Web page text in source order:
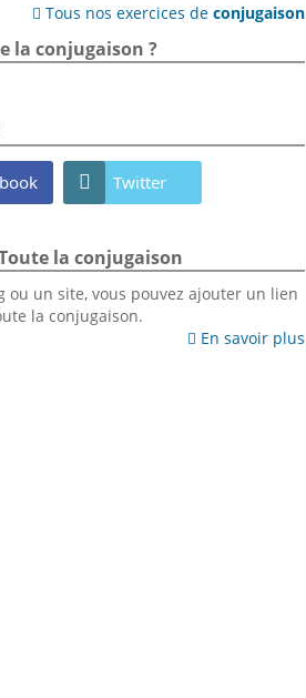
 Tous nos exercices deconjugaison
la conjugaison ?
 Twitter
la conjugaison
ou un site, vous pouvez ajouter un lien
la conjugaison.
 En savoir plus